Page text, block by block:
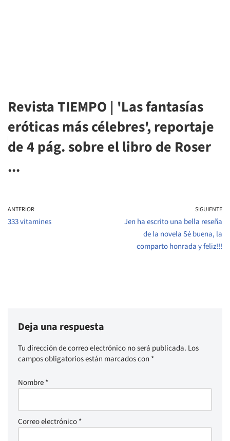
Revista TIEMPO | 'Las fantasías
eróticas más célebres', reportaje
de 4 pág. sobre el libro de Roser
...
ANTERIOR
333 vitamines
SIGUIENTE
Jen ha escrito una bella reseña
de la novela Sé buena, la
comparto honrada y feliz!!!
Deja una respuesta
Tu dirección de correo electrónico no será publicada. Los
campos obligatorios están marcados con *
Nombre*
Correo electrónico*